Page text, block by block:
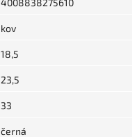
4008838275610
kov
18,5
23,5
33
černá